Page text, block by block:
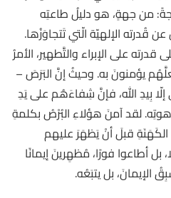
من جهةٍ، هو دليلُ طاعتِه
قُدرته الإلهيّة الّتي تَتجاوَزُها.
على الإبراء والتَّطهير، الأمرُ
يؤمنونَ به. وحيثُ إنَّ البَرَصَ –
بِيدِ الله، فإنَّ شِفاءَهُم على يَدِ
لقد آمنَ هؤلاءِ البُرْصُ بكلمةِ
قبلَ أنْ يَظهَرَ عليهم
بل أطاعوا فورًا، مُظهِرينَ إيمانًا
الإيمانَ، بل يتبَعُه.